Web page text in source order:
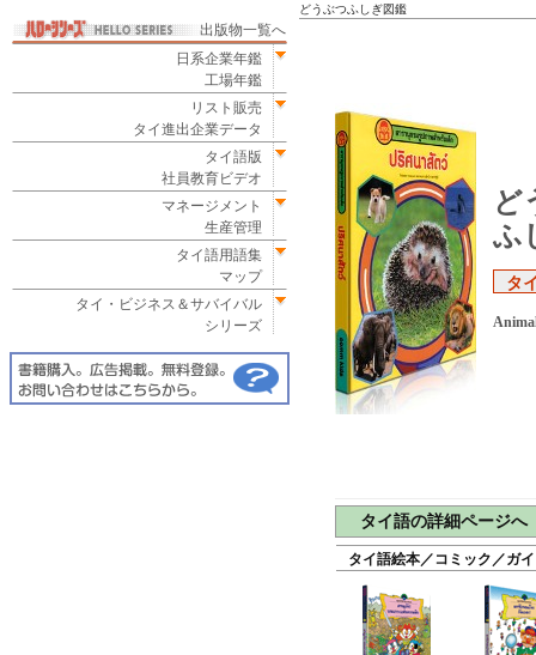
出版物一覧へ
日系企業年鑑
工場年鑑
リスト販売
タイ進出企業データ
タイ語版
社員教育ビデオ
マネージメント
生産管理
タイ語用語集
マップ
タイ・ビジネス＆サバイバル
シリーズ
どうぶつふしぎ図鑑
ど
ふ
タ
タイ語の詳細ページへ
タイ語絵本／コミック／ガ